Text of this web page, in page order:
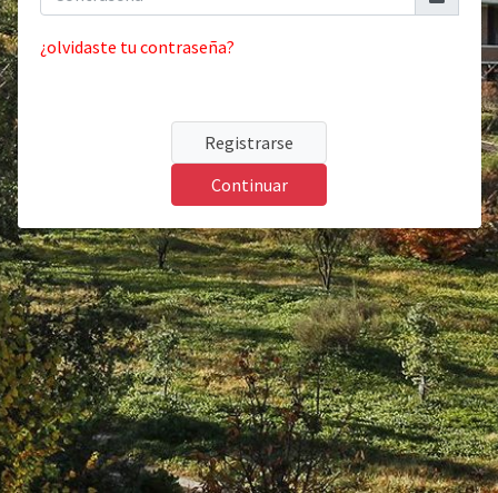
¿olvidaste tu contraseña?
Registrarse
Continuar